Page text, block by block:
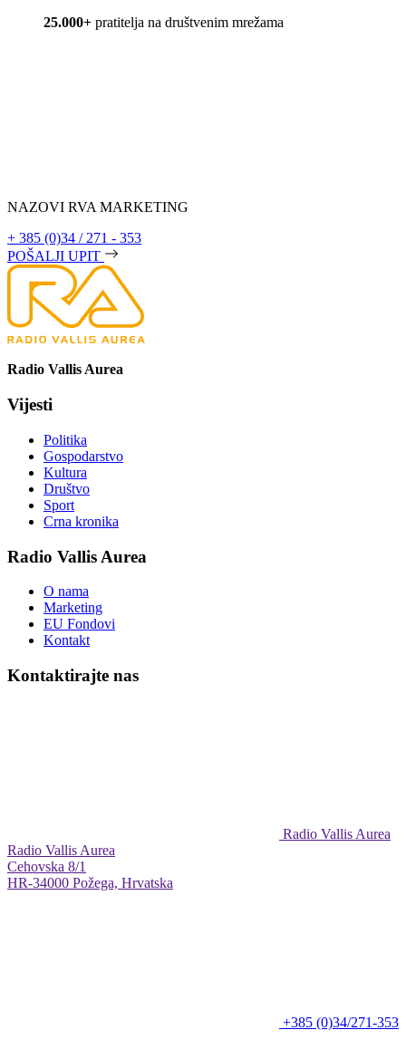
25.000+ pratitelja na društvenim mrežama
NAZOVI RVA MARKETING
+ 385 (0)34 / 271 - 353
POŠALJI UPIT
Radio Vallis Aurea
Vijesti
Politika
Gospodarstvo
Kultura
Društvo
Sport
Crna kronika
Radio Vallis Aurea
O nama
Marketing
EU Fondovi
Kontakt
Kontaktirajte nas
Radio Vallis Aurea
Radio Vallis Aurea
Cehovska 8/1
HR-34000 Požega, Hrvatska
+385 (0)34/271-353